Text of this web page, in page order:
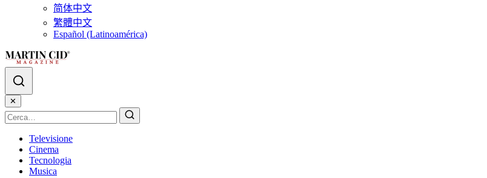
简体中文
繁體中文
Español (Latinoamérica)
✕
Televisione
Cinema
Tecnologia
Musica